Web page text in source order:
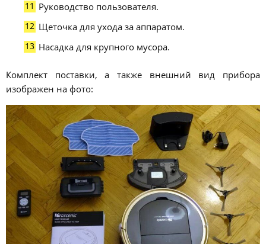
Руководство пользователя.
Щеточка для ухода за аппаратом.
Насадка для крупного мусора.
Комплект поставки, а также внешний вид прибора
изображен на фото: